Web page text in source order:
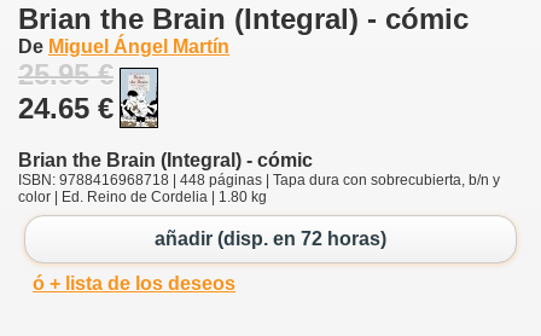
Brian the Brain (Integral) - cómic
De Miguel Ángel Martín
25.95 €
24.65 €
Brian the Brain (Integral) - cómic
ISBN: 9788416968718 | 448 páginas | Tapa dura con sobrecubierta, b/n y
color | Ed. Reino de Cordelia | 1.80 kg
añadir (disp. en 72 horas)
ó + lista de los deseos